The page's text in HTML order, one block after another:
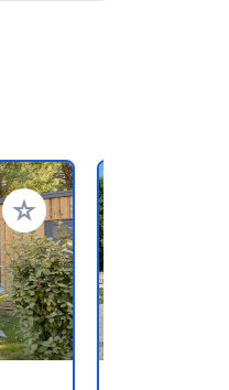
Añadir a tus favoritos